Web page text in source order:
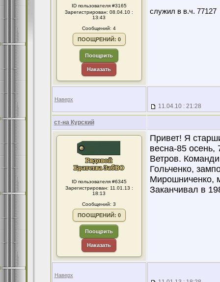
ID пользователя #3165
Зарегистрирован: 08.04.10 :
13:43
Сообщений: 4
ПООЩРЕНИЙ: 0
Поощрить
Наказать
служил в в.ч. 77127
Наверх
11.04.10 : 21:28
ст-на Курский
ID пользователя #6345
Зарегистрирован: 11.01.13 :
18:13
Сообщений: 3
ПООЩРЕНИЙ: 0
Поощрить
Наказать
Привет! Я
весна-85
Ветров.
Гольченко,
Мирошниченко,
Заканчивал в
Наверх